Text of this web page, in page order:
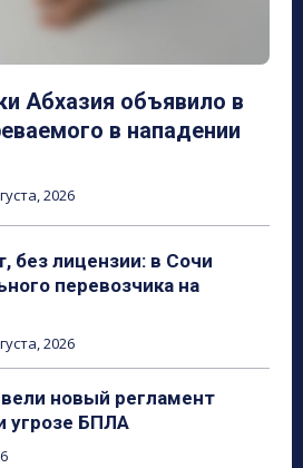
Абхазия объявило в
в нападении
2026
без лицензии: в Сочи
перевозчика на
2026
новый регламент
угрозе БПЛА